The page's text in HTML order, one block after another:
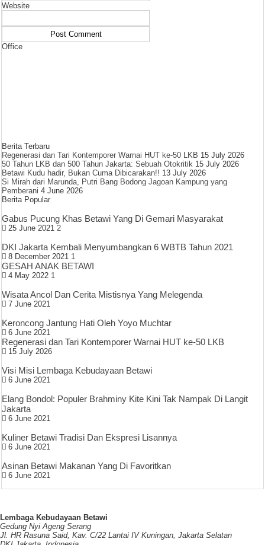
Website
Office
Berita Terbaru
Regenerasi dan Tari Kontemporer Warnai HUT ke-50 LKB 15 July 2026
50 Tahun LKB dan 500 Tahun Jakarta: Sebuah Otokritik 15 July 2026
Betawi Kudu hadir, Bukan Cuma Dibicarakan!! 13 July 2026
Si Mirah dari Marunda, Putri Bang Bodong Jagoan Kampung yang
Pemberani 4 June 2026
Berita Popular
Gabus Pucung Khas Betawi Yang Di Gemari Masyarakat
25 June 2021 2
DKI Jakarta Kembali Menyumbangkan 6 WBTB Tahun 2021
8 December 2021 1
GESAH ANAK BETAWI
4 May 2022 1
Wisata Ancol Dan Cerita Mistisnya Yang Melegenda
7 June 2021
Keroncong Jantung Hati Oleh Yoyo Muchtar
6 June 2021
Regenerasi dan Tari Kontemporer Warnai HUT ke-50 LKB
15 July 2026
Visi Misi Lembaga Kebudayaan Betawi
6 June 2021
Elang Bondol: Populer Brahminy Kite Kini Tak Nampak Di Langit
Jakarta
6 June 2021
Kuliner Betawi Tradisi Dan Ekspresi Lisannya
6 June 2021
Asinan Betawi Makanan Yang Di Favoritkan
6 June 2021
Lembaga Kebudayaan Betawi
Gedung Nyi Ageng Serang
Jl. HR Rasuna Said, Kav. C/22 Lantai IV Kuningan, Jakarta Selatan